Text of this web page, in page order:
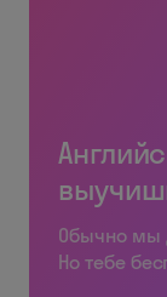
Обычно мы
Но тебе